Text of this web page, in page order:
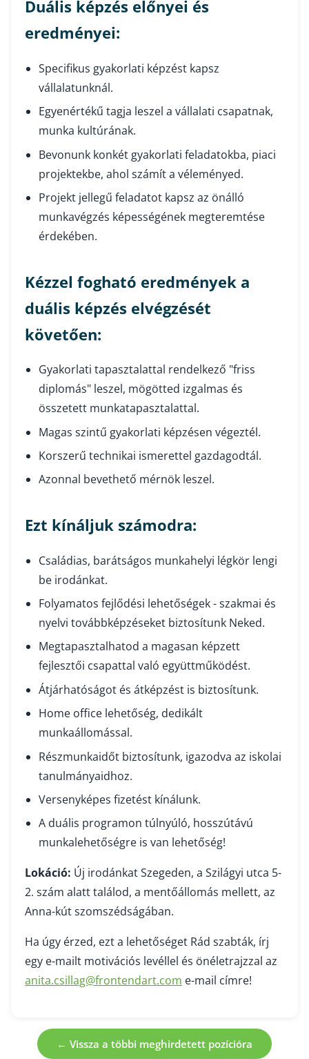
Duális képzés előnyei és
eredményei:
Specifikus gyakorlati képzést kapsz
vállalatunknál.
Egyenértékű tagja leszel a vállalati csapatnak,
munka kultúrának.
Bevonunk konkét gyakorlati feladatokba, piaci
projektekbe, ahol számít a véleményed.
Projekt jellegű feladatot kapsz az önálló
munkavégzés képességének megteremtése
érdekében.
Kézzel fogható eredmények a
duális képzés elvégzését
követően:
Gyakorlati tapasztalattal rendelkező "friss
diplomás" leszel, mögötted izgalmas és
összetett munkatapasztalattal.
Magas szintű gyakorlati képzésen végeztél.
Korszerű technikai ismerettel gazdagodtál.
Azonnal bevethető mérnök leszel.
Ezt kínáljuk számodra:
Családias, barátságos munkahelyi légkör lengi
be irodánkat.
Folyamatos fejlődési lehetőségek - szakmai és
nyelvi továbbképzéseket biztosítunk Neked.
Megtapasztalhatod a magasan képzett
fejlesztői csapattal való együttműködést.
Átjárhatóságot és átképzést is biztosítunk.
Home office lehetőség, dedikált
munkaállomással.
Részmunkaidőt biztosítunk, igazodva az iskolai
tanulmányaidhoz.
Versenyképes fizetést kínálunk.
A duális programon túlnyúló, hosszútávú
munkalehetőségre is van lehetőség!
Lokáció: Új irodánkat Szegeden, a Szilágyi utca 5-
2. szám alatt találod, a mentőállomás mellett, az
Anna-kút szomszédságában.
Ha úgy érzed, ezt a lehetőséget Rád szabták, írj
egy e-mailt motivációs levéllel és önéletrajzzal az
anita.csillag@frontendart.com e-mail címre!
← Vissza a többi meghirdetett pozícióra